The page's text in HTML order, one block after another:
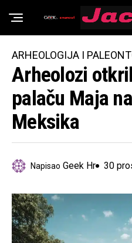
ARHEOLOGIJA I
Arheolozi
palaču Maja
Meksika
Napisao Geek Hr 30